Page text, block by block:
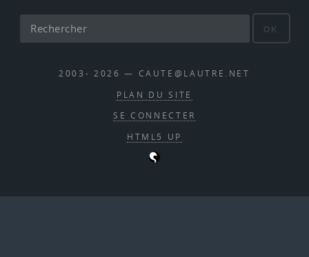
OK
2003- 2026 — CAUTE@LAUTRE.NET
PLAN DU SITE
SE CONNECTER
HTML5 UP